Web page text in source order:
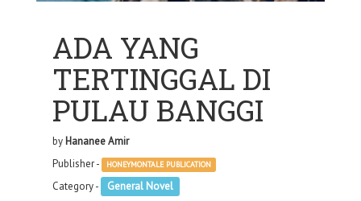
ADA YANG
TERTINGGAL DI
PULAU BANGGI
by Hananee Amir
Publisher -
HONEYMONTALE PUBLICATION
Category - General Novel